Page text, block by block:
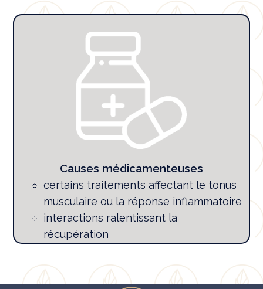
Causes médicamenteuses
certains traitements affectant le tonus
musculaire ou la réponse inflammatoire
interactions ralentissant la
récupération